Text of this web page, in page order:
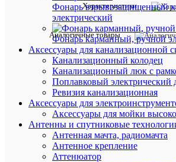
Фонарь взрывозащищенный
электрический
Фонарь карманный, ручной
Аксессуары для канализационной
Канализационный колодец
Канализационный люк с
Поплавковый электрический
Ревизия канализационная
Аксессуары для
Аксессуары для мойки
Антенны и спутниковые
Антенная мачта, радиомачта
Антенное крепление
Аттенюатор
Характеристики
Аналогичные товары